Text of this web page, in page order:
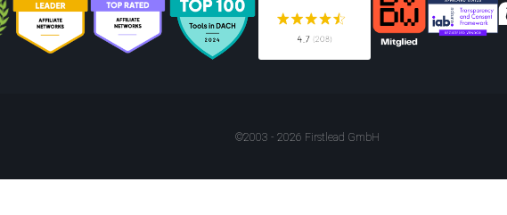
©2003 - 2026 Firstlead GmbH